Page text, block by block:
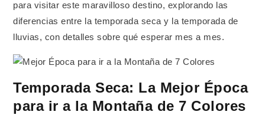
para visitar este maravilloso destino, explorando las
diferencias entre la temporada seca y la temporada de
lluvias, con detalles sobre qué esperar mes a mes.
Temporada Seca: La Mejor Época
para ir a la Montaña de 7 Colores